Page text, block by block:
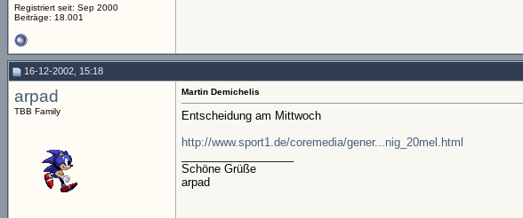
Registriert seit: Sep 2000
Beiträge: 18.001
16-12-2002, 15:18
arpad
TBB Family
Martin Demichelis
Entscheidung am Mittwoch
http://www.sport1.de/coremedia/gener...nig_20mel.html
Schöne Grüße
arpad